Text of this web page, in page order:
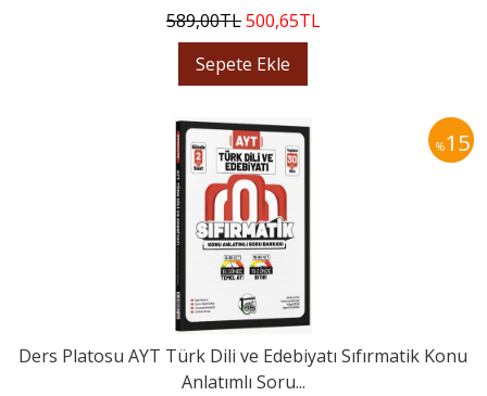
589,00TL500,65TL
Sepete Ekle
%15
Ders Platosu AYT Türk Dili ve Edebiyatı Sıfırmatik Konu
Anlatımlı Soru...